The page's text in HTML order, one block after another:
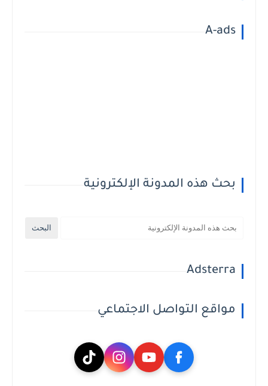
A-ads
بحث هذه المدونة الإلكترونية
Adsterra
مواقع التواصل الاجتماعي